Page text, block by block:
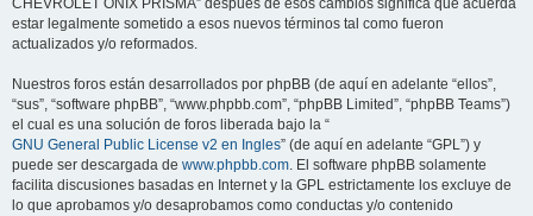
CHEVROLET ONIX PRISMA” después de esos cambios significa que acuerda
estar legalmente sometido a esos nuevos términos tal como fueron
actualizados y/o reformados.
Nuestros foros están desarrollados por phpBB (de aquí en adelante “ellos”,
“sus”, “software phpBB”, “www.phpbb.com”, “phpBB Limited”, “phpBB Teams”)
el cual es una solución de foros liberada bajo la “
GNU General Public License v2 en Ingles” (de aquí en adelante “GPL”) y
puede ser descargada de www.phpbb.com. El software phpBB solamente
facilita discusiones basadas en Internet y la GPL estrictamente los excluye de
lo que aprobamos y/o desaprobamos como conductas y/o contenido